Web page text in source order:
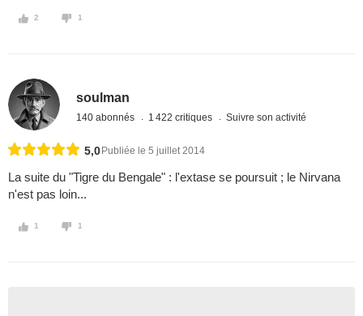
2 1
soulman
140 abonnés 1 422 critiques Suivre son activité
5,0 Publiée le 5 juillet 2014
La suite du "Tigre du Bengale" : l'extase se poursuit ; le Nirvana
n'est pas loin...
1 1